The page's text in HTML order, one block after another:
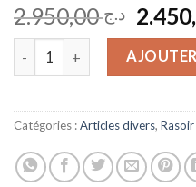
د.ج2.950,00
Le
prix
initial
était :
quantité de Tondeuse
Catégories :Articles divers,